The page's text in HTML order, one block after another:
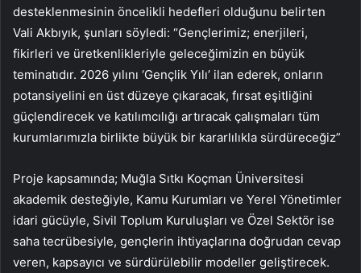
desteklenmesinin öncelikli hedefleri olduğunu belirten
Vali Akbıyık, şunları söyledi: “Gençlerimiz; enerjileri,
fikirleri ve üretkenlikleriyle geleceğimizin en büyük
teminatıdır. 2026 yılını ‘Gençlik Yılı’ ilan ederek, onların
potansiyelini en üst düzeye çıkaracak, fırsat eşitliğini
güçlendirecek ve katılımcılığı artıracak çalışmaları tüm
kurumlarımızla birlikte büyük bir kararlılıkla sürdüreceğiz”
Proje kapsamında; Muğla Sıtkı Koçman Üniversitesi
akademik desteğiyle, Kamu Kurumları ve Yerel Yönetimler
idari gücüyle, Sivil Toplum Kuruluşları ve Özel Sektör ise
saha tecrübesiyle, gençlerin ihtiyaçlarına doğrudan cevap
veren, kapsayıcı ve sürdürülebilir modeller geliştirecek.